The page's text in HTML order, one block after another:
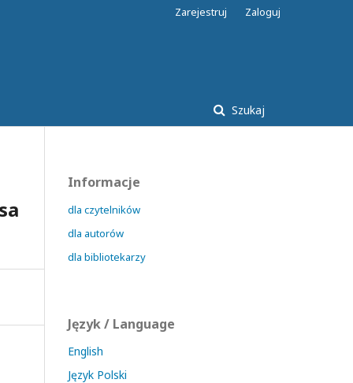
Szukaj
Zarejestruj Zaloguj
Informacje
dla czytelników
dla autorów
dla bibliotekarzy
Język / Language
English
Język Polski